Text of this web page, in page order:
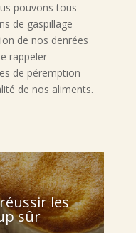
pouvons tous
de gaspillage
de nos denrées
rappeler
de péremption
de nos aliments.
les
sûr